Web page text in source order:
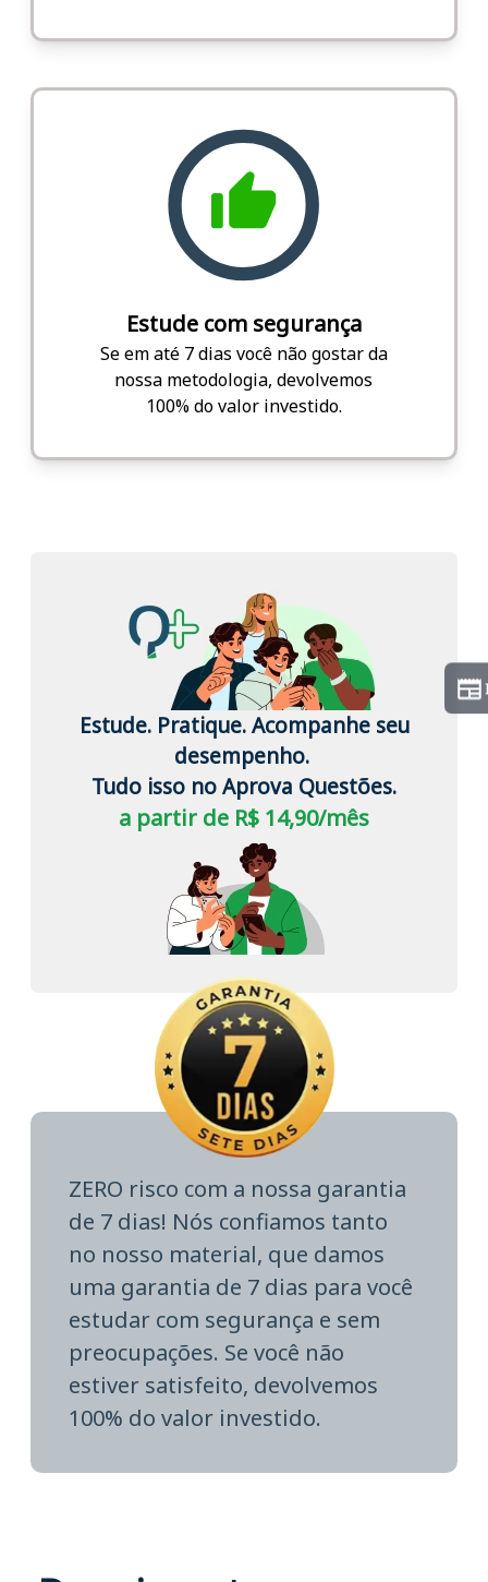
Estude com segurança
Se em até 7 dias você não gostar da
nossa metodologia, devolvemos
100% do valor investido.
Estude. Pratique. Acompanhe seu
desempenho.
Tudo isso no Aprova Questões.
a partir de R$ 14,90/mês
ZERO risco com a nossa garantia
de 7 dias! Nós confiamos tanto
no nosso material, que damos
uma garantia de 7 dias para você
estudar com segurança e sem
preocupações. Se você não
estiver satisfeito, devolvemos
100% do valor investido.